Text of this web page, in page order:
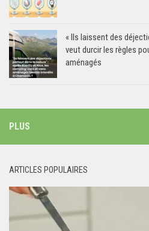
« Ils laissent des
veut durcir les règles
aménagés
PLUS
ARTICLES POPULAIRES